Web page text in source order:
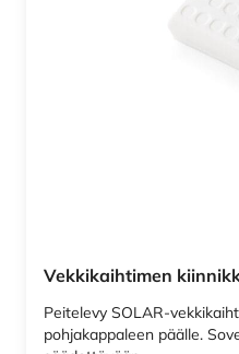
Vekkikaihtimen
Peitelevy SOLAR-
pohjakappaleen päälle.